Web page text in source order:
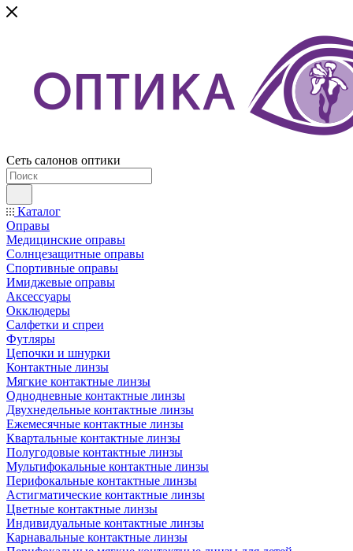
Сеть салонов оптики
Каталог
Оправы
Медицинские оправы
Солнцезащитные оправы
Спортивные оправы
Имиджевые оправы
Аксессуары
Окклюдеры
Салфетки и спреи
Футляры
Цепочки и шнурки
Контактные линзы
Мягкие контактные линзы
Однодневные контактные линзы
Двухнедельные контактные линзы
Ежемесячные контактные линзы
Квартальные контактные линзы
Полугодовые контактные линзы
Мультифокальные контактные линзы
Перифокальные контактные линзы
Астигматические контактные линзы
Цветные контактные линзы
Индивидуальные контактные линзы
Карнавальные контактные линзы